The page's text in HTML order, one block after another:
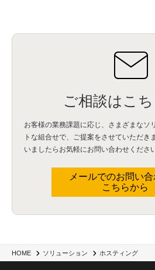
HOME ソリューション ホスティング
ご相談はこ
お客様の業務課題に応じ、さまざまなソ
トな組合せで、
ご提案をさせていただき
いましたらお気軽にお問い合わせください
メールでのお問い
こちらから